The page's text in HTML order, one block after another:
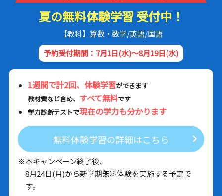
夏の無料体験学習 受付中！
【教科】算数・数学/英語/国語
予約受付期間：7月1日(水)～8月19日(水)
1週間で計2回、体験学習ができます
教材費など含め、 すべて無料です
学力診断テストで現在の学力も分かります
無料体験学習の詳細はこちら
※本キャンペーン終了後、
8月24日(月)から新学期無料体験を実施する予定で
す。